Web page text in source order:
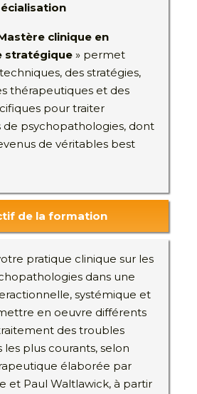
clinique en
stratégique » permet
des stratégies,
thérapeutiques et des
pour traiter
de psychopathologies, dont
de véritables best
de la formation
pratique clinique sur les
dans une
systémique et
en oeuvre différents
des troubles
plus courants, selon
élaborée par
et Paul Waltlawick, à partir